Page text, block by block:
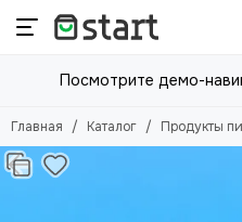
Посмотрите демо-
Главная Каталог Продукты